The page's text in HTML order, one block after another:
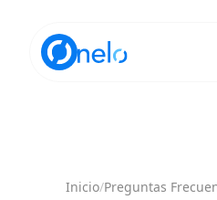
Inicio/Preguntas